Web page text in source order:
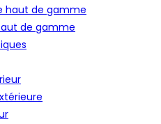
haut de gamme
de gamme